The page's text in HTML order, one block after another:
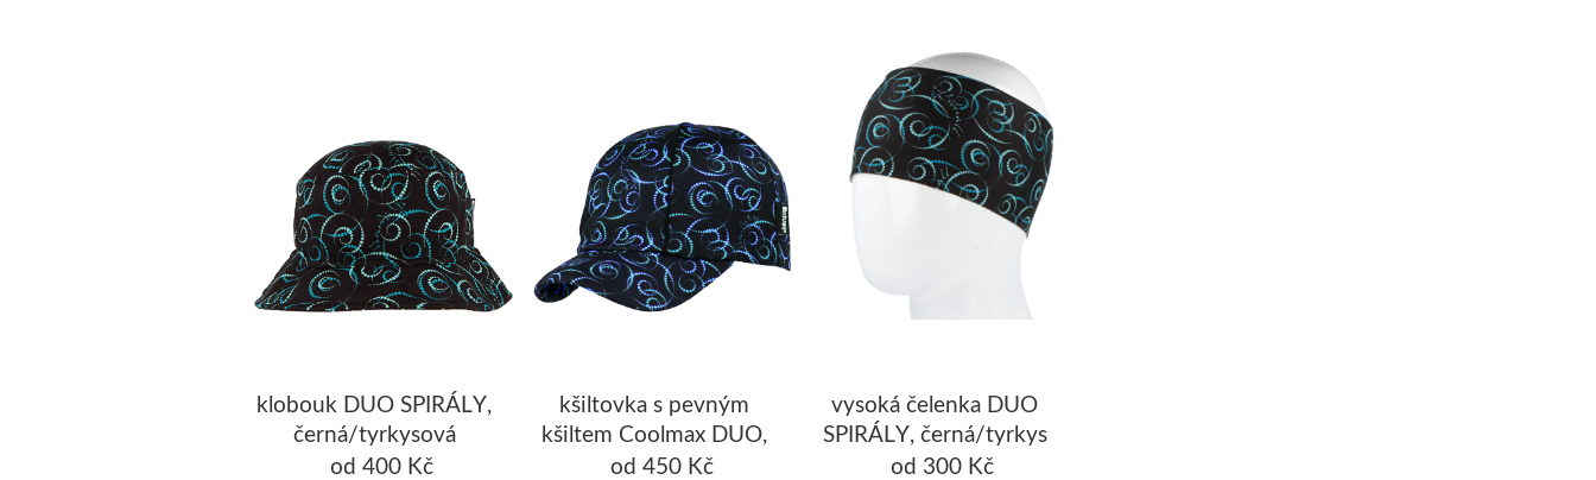
klobouk DUO SPIRÁLY,
černá/tyrkysová
od 400 Kč
kšiltovka s pevným
kšiltem Coolmax DUO,
černá/tyrkysová
od 450 Kč
vysoká čelenka DUO
SPIRÁLY, černá/tyrkys
od 300 Kč